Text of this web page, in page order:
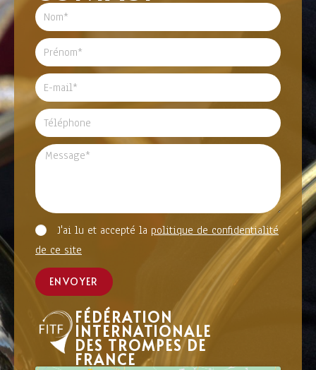
J'ai lu et accepté la politique de confidentialité
de ce site
ENVOYER
FÉDÉRATION
INTERNATIONALE
DES TROMPES DE
FRANCE